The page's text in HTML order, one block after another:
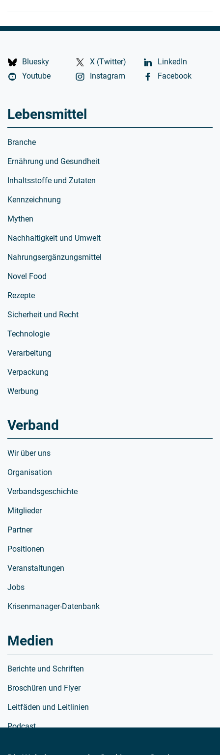
Bluesky X (Twitter)
LinkedIn
Youtube
Instagram Facebook
Lebensmittel
Branche
Ernährung und Gesundheit
Inhaltsstoffe und Zutaten
Kennzeichnung
Mythen
Nachhaltigkeit und Umwelt
Nahrungsergänzungsmittel
Novel Food
Rezepte
Sicherheit und Recht
Technologie
Verarbeitung
Verpackung
Werbung
Verband
Wir über uns
Organisation
Verbandsgeschichte
Mitglieder
Partner
Positionen
Veranstaltungen
Jobs
Krisenmanager-Datenbank
Medien
Berichte und Schriften
Broschüren und Flyer
Leitfäden und Leitlinien
Podcast